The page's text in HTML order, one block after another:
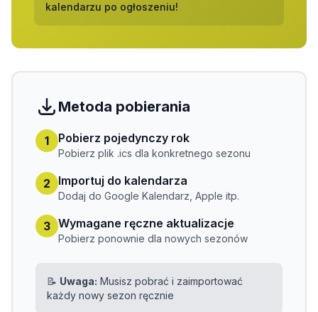
kalendarzu po ogłoszeniu!
Metoda pobierania
1 Pobierz pojedynczy rok
Pobierz plik .ics dla konkretnego sezonu
2 Importuj do kalendarza
Dodaj do Google Kalendarz, Apple itp.
3 Wymagane ręczne aktualizacje
Pobierz ponownie dla nowych sezonów
📝 Uwaga: Musisz pobrać i zaimportować
każdy nowy sezon ręcznie